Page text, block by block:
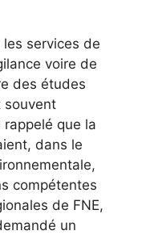
services de
voire de
des études
souvent
que la
dans le
compétentes
de FNE,
un